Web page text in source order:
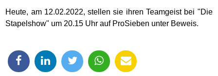
Heute, am 12.02.2022, stellen sie ihren Teamgeist bei "Die
Stapelshow" um 20.15 Uhr auf ProSieben unter Beweis.